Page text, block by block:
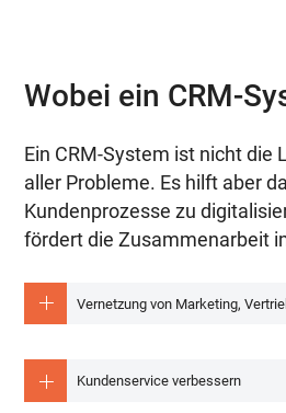
Wobei ein CRM-
Ein CRM-System ist nicht die
aller Probleme. Es hilft aber
Kundenprozesse zu
fördert die Zusammenarbeit
Vernetzung von Marketing,
Beim Aufbau wertvoller
meisten Fällen mehrere
Kundenservice verbessern